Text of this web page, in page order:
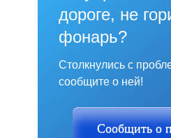
дороге, не
фонарь?
Столкнулись с
сообщите о ней!
Сообщить о